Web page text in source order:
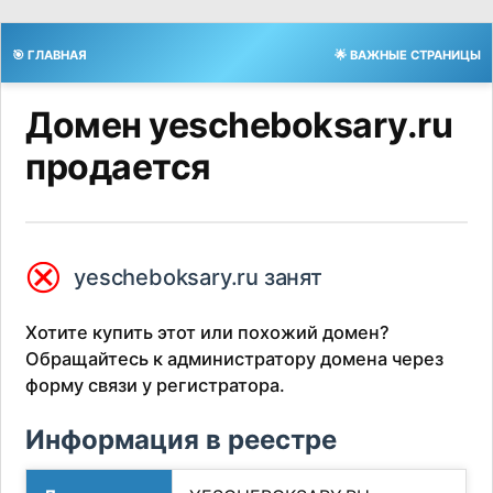
🎯 ГЛАВНАЯ 🌟 ВАЖНЫЕ СТРАНИЦЫ
Домен yescheboksary.ru
продается
⮿ yescheboksary.ru занят
Хотите купить этот или похожий домен?
Обращайтесь к администратору домена через
форму связи у регистратора.
Информация в реестре